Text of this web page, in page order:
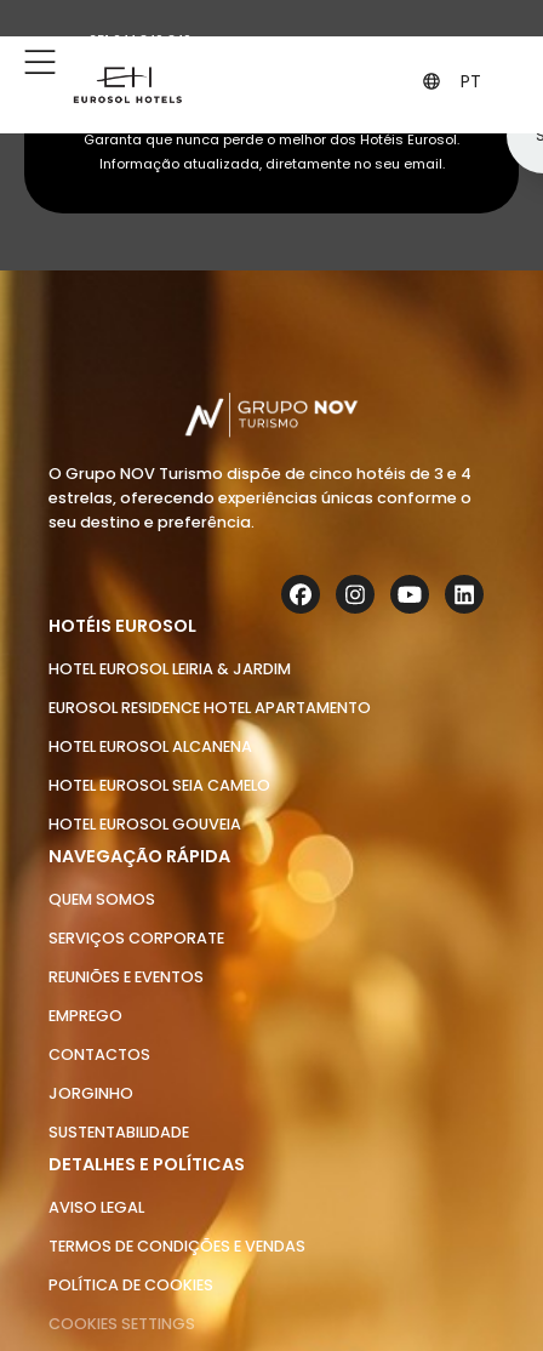
+351 244 849 849
PT
Subscreva a nossa newsletter
Garanta que nunca perde o melhor dos Hotéis Eurosol.
Informação atualizada, diretamente no seu email.
O Grupo NOV Turismo dispõe de cinco hotéis de 3 e 4
estrelas, oferecendo experiências únicas conforme o
seu destino e preferência.
HOTÉIS EUROSOL
HOTEL EUROSOL LEIRIA & JARDIM
EUROSOL RESIDENCE HOTEL APARTAMENTO
HOTEL EUROSOL ALCANENA
HOTEL EUROSOL SEIA CAMELO
HOTEL EUROSOL GOUVEIA
NAVEGAÇÃO RÁPIDA
QUEM SOMOS
SERVIÇOS CORPORATE
REUNIÕES E EVENTOS
EMPREGO
CONTACTOS
JORGINHO
SUSTENTABILIDADE
DETALHES E POLÍTICAS
AVISO LEGAL
TERMOS DE CONDIÇÕES E VENDAS
POLÍTICA DE COOKIES
COOKIES SETTINGS